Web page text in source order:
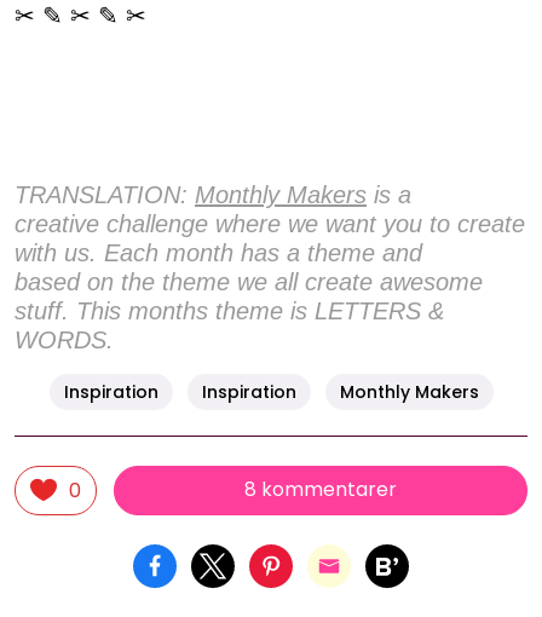
✂ ✎ ✂ ✎ ✂
TRANSLATION: Monthly Makers is a
creative challenge where we want you to create
with us. Each month has a theme and
based on the theme we all create awesome
stuff. This months theme is LETTERS &
WORDS.
Inspiration Inspiration Monthly Makers
0 8 kommentarer